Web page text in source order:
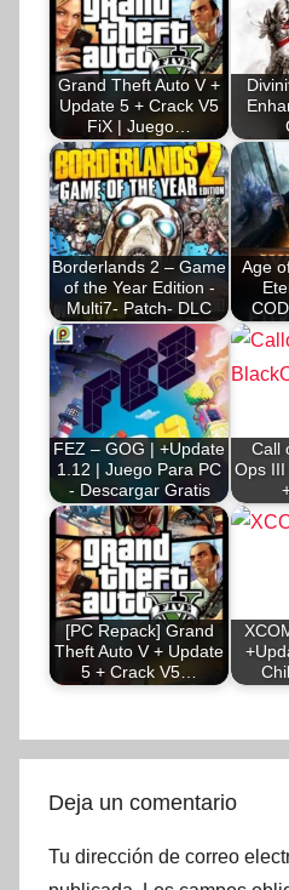
Grand Theft Auto V +
Update 5 + Crack V5
FiX | Juego…
Borderlands 2 – Game
of the Year Edition -
Multi7- Patch- DLC
Age
FEZ – GOG | +Update
1.12 | Juego Para PC
- Descargar Gratis
Call
Ops III
[PC Repack] Grand
Theft Auto V + Update
5 + Crack V5…
Deja un comentario
Tu dirección de correo